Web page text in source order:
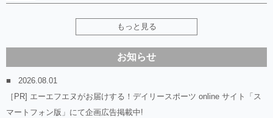
もっと見る
お知らせ
2026.08.01
［PR] エーエフエヌがお届けする！デイリースポーツ online サイト「ス
マートフォン版」にて企画広告掲載中!